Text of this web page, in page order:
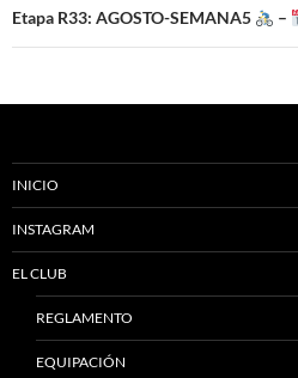
Etapa R33: AGOSTO-SEMANA5 –
INICIO
INSTAGRAM
EL CLUB
REGLAMENTO
EQUIPACIÓN